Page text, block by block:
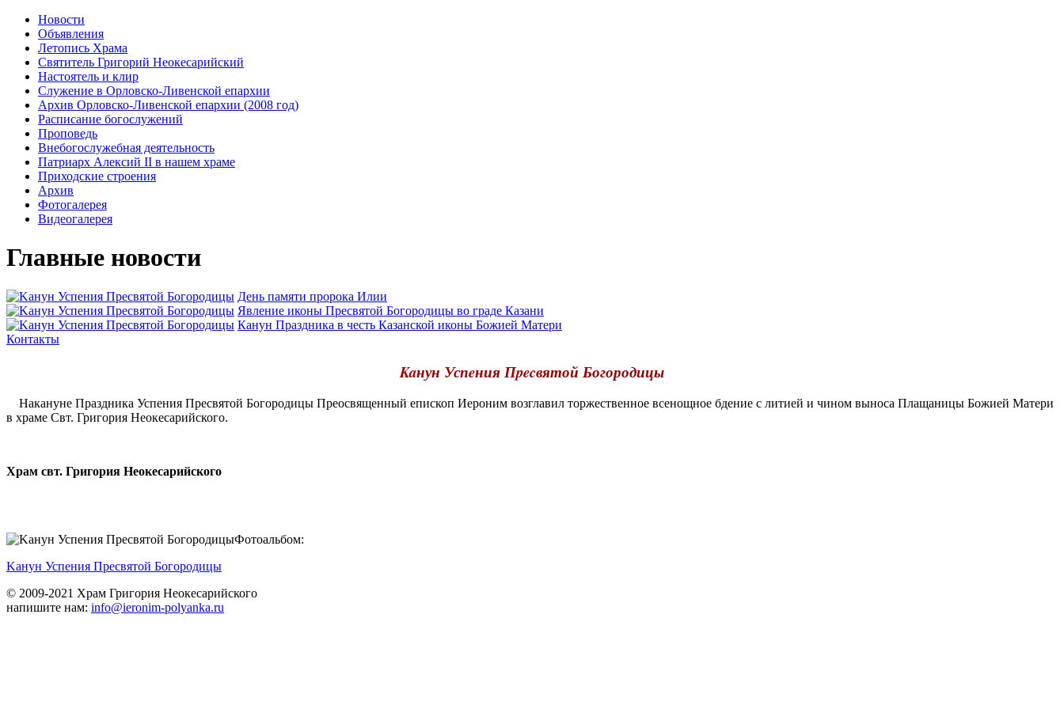
Новости
Объявления
Летопись Храма
Святитель Григорий Неокесарийский
Настоятель и клир
Служение в Орловско-Ливенской епархии
Архив Орловско-Ливенской епархии (2008 год)
Расписание богослужений
Проповедь
Внебогослужебная деятельность
Патриарх Алексий II в нашем храме
Приходские строения
Архив
Фотогалерея
Видеогалерея
Главные новости
День памяти пророка Илии
Явлeние иконы Пресвятой Богородицы во граде Казани
Канун Праздника в честь Казанской иконы Божией Матери
Контакты
Kaнун Успeния Пpecвятой Богородицы
Накануне Праздника Успения Пресвятой Богородицы Преосвященный епископ Иероним возглавил торжественное всенощное бдение с литией и чином выноса Плащаницы Божией Матери
в храме Cвт. Григория Неокесарийского.
Храм свт. Григория Неокесарийского
Фотоальбом:
Kaнун Успeния Пpecвятой Богородицы
© 2009-2021 Храм Григория Неокесарийского
напишите нам: info@ieronim-polyanka.ru